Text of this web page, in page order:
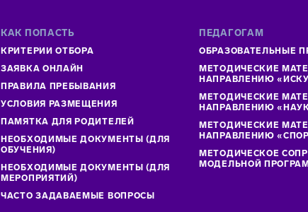
КАК ПОПАСТЬ
КРИТЕРИИ ОТБОРА
ЗАЯВКА ОНЛАЙН
ПРАВИЛА ПРЕБЫВАНИЯ
УСЛОВИЯ РАЗМЕЩЕНИЯ
ПАМЯТКА ДЛЯ РОДИТЕЛЕЙ
НЕОБХОДИМЫЕ ДОКУМЕНТЫ (ДЛЯ
ОБУЧЕНИЯ)
НЕОБХОДИМЫЕ ДОКУМЕНТЫ (ДЛЯ
МЕРОПРИЯТИЙ)
ЧАСТО ЗАДАВАЕМЫЕ ВОПРОСЫ
ПЕДАГОГАМ
ОБРАЗОВАТЕЛЬНЫЕ
МЕТОДИЧЕСКИЕ
НАПРАВЛЕНИЮ
МЕТОДИЧЕСКИЕ
НАПРАВЛЕНИЮ
МЕТОДИЧЕСКИЕ
НАПРАВЛЕНИЮ
МЕТОДИЧЕСКОЕ
МОДЕЛЬНОЙ